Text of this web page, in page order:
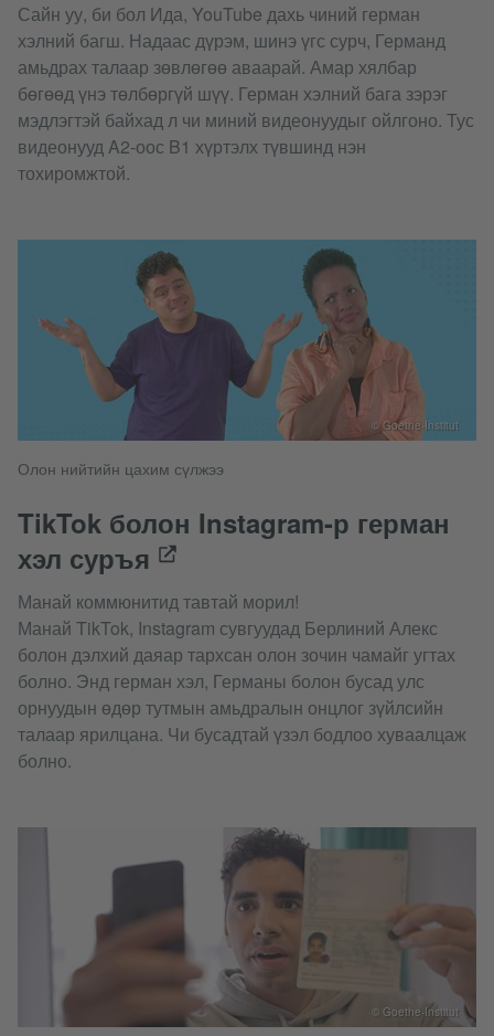
Сайн уу, би бол Ида, YouTube дахь чиний герман
хэлний багш. Надаас дүрэм, шинэ үгс сурч, Германд
амьдрах талаар зөвлөгөө аваарай. Амар хялбар
бөгөөд үнэ төлбөргүй шүү. Герман хэлний бага зэрэг
мэдлэгтэй байхад л чи миний видеонуудыг ойлгоно. Тус
видеонууд A2-оос B1 хүртэлх түвшинд нэн
тохиромжтой.
Олон нийтийн цахим сүлжээ
TikTok болон Instagram-р герман
хэл суръя
Манай коммюнитид тавтай морил!
Манай TikTok, Instagram сувгуудад Берлиний Алекс
болон дэлхий даяар тархсан олон зочин чамайг угтах
болно. Энд герман хэл, Германы болон бусад улс
орнуудын өдөр тутмын амьдралын онцлог зүйлсийн
талаар ярилцана. Чи бусадтай үзэл бодлоо хуваалцаж
болно.
© Goethe-Institut
© Goethe-Institut